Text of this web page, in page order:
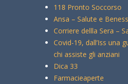
118 Pronto Soccorso
Ansa – Salute e
Corriere dellla Sera –
Covid-19, dall’Iss una
chi assiste gli anziani
Dica 33
Farmacieaperte